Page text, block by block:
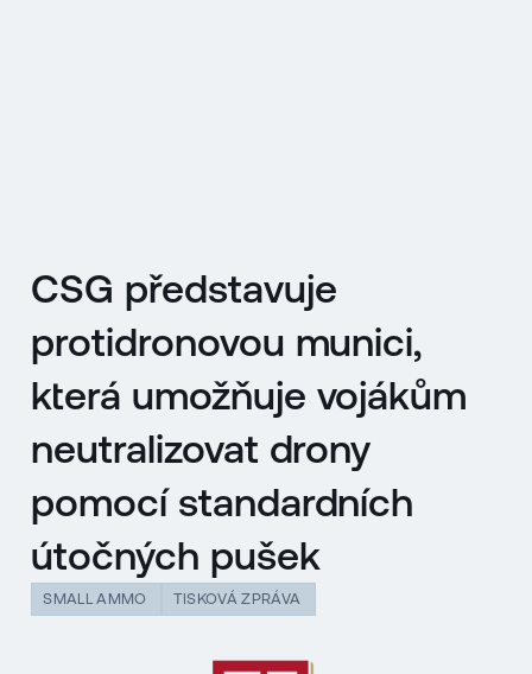
CSG představuje
protidronovou munici,
která umožňuje vojákům
neutralizovat drony
pomocí standardních
útočných pušek
SMALL AMMO TISKOVÁ ZPRÁVA